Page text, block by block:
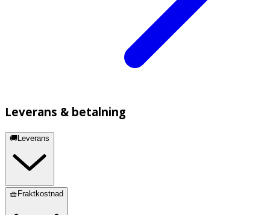
Leverans & betalning
🚚Leverans
🧺Fraktkostnad